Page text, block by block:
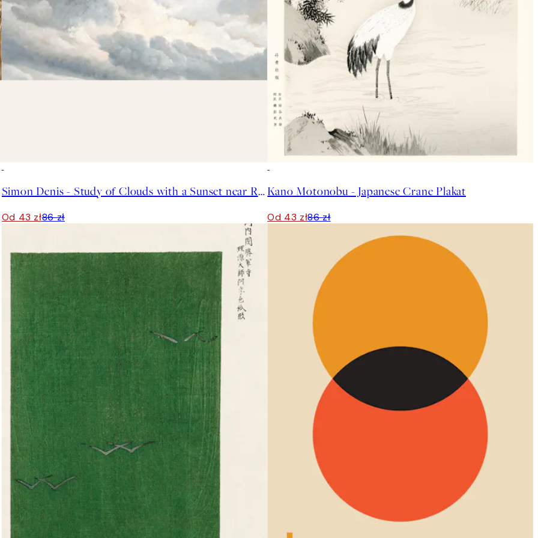
Simon Denis - Study of Clouds with a Sunset near Rome Plakat
Od 43 zł86 zł
Kano Motonobu - Japanese Crane Plakat
Od 43 zł86 zł